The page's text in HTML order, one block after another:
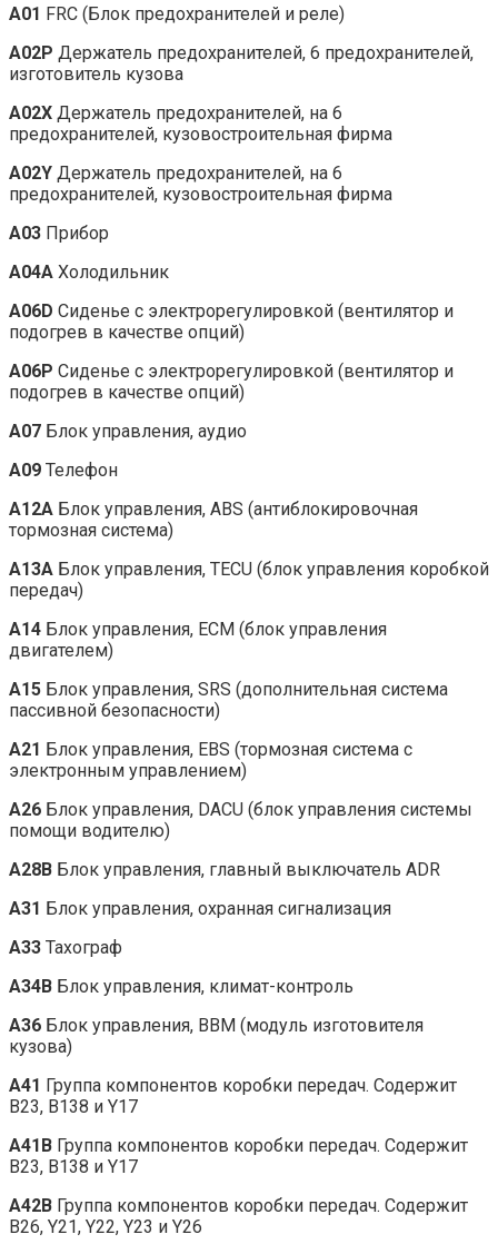
A01 FRC (Блок предохранителей и реле)
A02P Держатель предохранителей, 6 предохранителей,
изготовитель кузова
A02X Держатель предохранителей, на 6
предохранителей, кузовостроительная фирма
A02Y Держатель предохранителей, на 6
предохранителей, кузовостроительная фирма
A03 Прибор
A04A Холодильник
A06D Сиденье с электрорегулировкой (вентилятор и
подогрев в качестве опций)
A06P Сиденье с электрорегулировкой (вентилятор и
подогрев в качестве опций)
A07 Блок управления, аудио
A09 Телефон
A12A Блок управления, ABS (антиблокировочная
тормозная система)
A13A Блок управления, TECU (блок управления коробкой
передач)
A14 Блок управления, ECM (блок управления
двигателем)
A15 Блок управления, SRS (дополнительная система
пассивной безопасности)
A21 Блок управления, EBS (тормозная система с
электронным управлением)
A26 Блок управления, DACU (блок управления системы
помощи водителю)
A28B Блок управления, главный выключатель ADR
A31 Блок управления, охранная сигнализация
A33 Тахограф
A34B Блок управления, климат-контроль
A36 Блок управления, BBM (модуль изготовителя
кузова)
A41 Группа компонентов коробки передач. Содержит
B23, B138 и Y17
A41B Группа компонентов коробки передач. Содержит
B23, B138 и Y17
A42B Группа компонентов коробки передач. Содержит
B26, Y21, Y22, Y23 и Y26